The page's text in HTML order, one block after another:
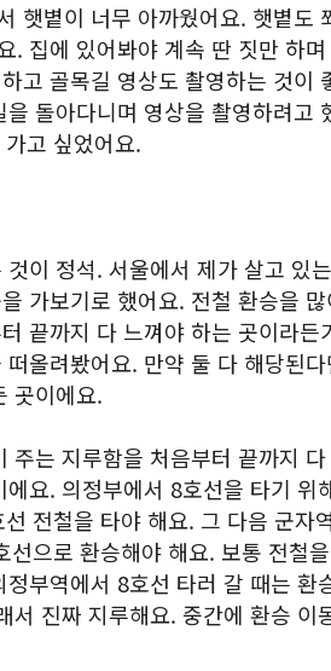
햇볕이 너무 아까웠어요. 햇볕도
. 집에 있어봐야 계속 딴 짓만 하며
고 골목길 영상도 촬영하는 것이
돌아다니며 영상을 촬영하려고
고 싶었어요.
이 정석. 서울에서 제가 살고 있
가보기로 했어요. 전철 환승을 많
끝까지 다 느껴야 하는 곳이라든
올려봤어요. 만약 둘 다 해당된다
곳이에요.
주는 지루함을 처음부터 끝까지 다
요. 의정부에서 8호선을 타기 위
전철을 타야 해요. 그 다음 군자
으로 환승해야 해요. 보통 전철
부역에서 8호선 타러 갈 때는 환
서 진짜 지루해요. 중간에 환승 이